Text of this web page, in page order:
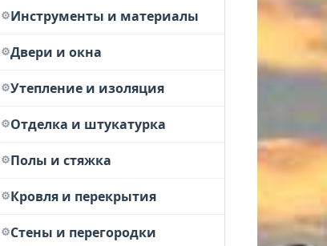
Инструменты и материалы
Двери и окна
Утепление и изоляция
Отделка и штукатурка
Полы и стяжка
Кровля и перекрытия
Стены и перегородки